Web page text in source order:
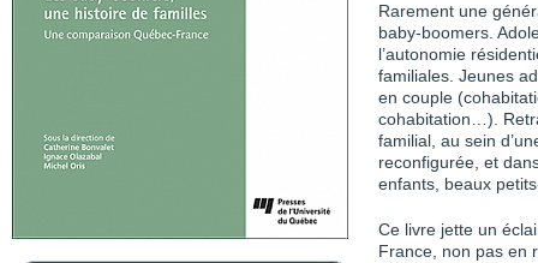
Rarement une
baby-boomers.
l’autonomie
familiales. Jeunes
en couple
cohabitation…).
familial, au sein
reconfigurée, et
enfants, beaux
Ce livre jette un
France, non pas en